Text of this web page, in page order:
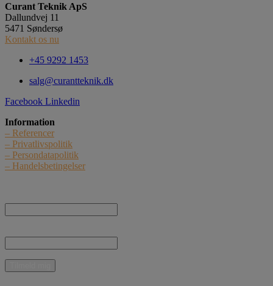
Curant Teknik ApS
Dallundvej 11
5471 Søndersø
Kontakt os nu
+45 9292 1453
salg@curantteknik.dk
Facebook Linkedin
Information
– Referencer
– Privatlivspolitik
– Persondatapolitik
– Handelsbetingelser